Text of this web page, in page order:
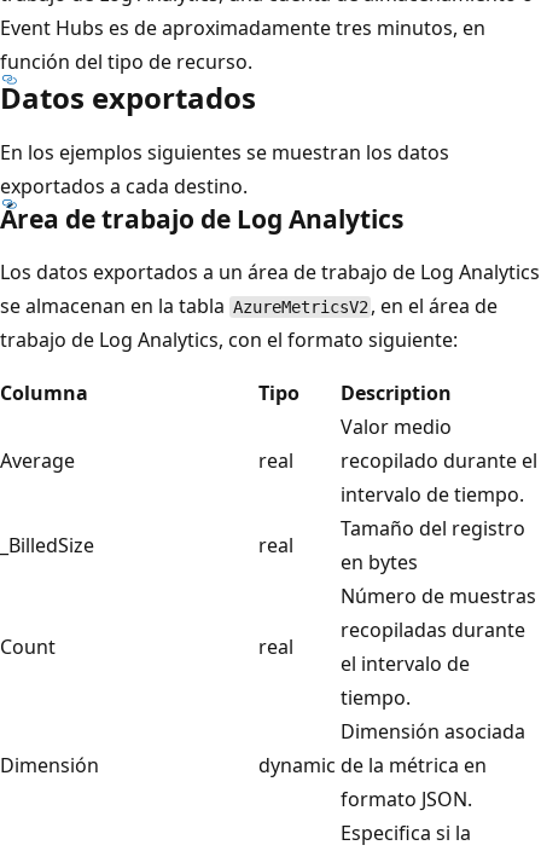
Event Hubs es de aproximadamente tres minutos, en
función del tipo de recurso.
Datos exportados
En los ejemplos siguientes se muestran los datos
exportados a cada destino.
Área de trabajo de Log Analytics
Los datos exportados a un área de trabajo de Log Analytics
se almacenan en la tabla AzureMetricsV2 , en el área de
trabajo de Log Analytics, con el formato siguiente:
Columna
Tipo Description
Average real
Valor medio
recopilado durante el
intervalo de tiempo.
_BilledSize
real
Tamaño del registro
en bytes
Count real
Número de muestras
recopiladas durante
el intervalo de
tiempo.
Dimensión dynamic
Dimensión asociada
de la métrica en
formato JSON.
Especifica si la